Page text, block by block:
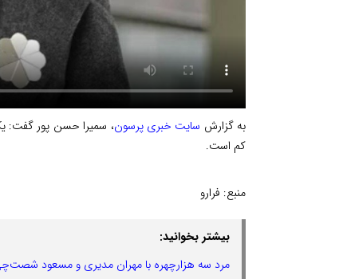
به گزارش سایت خبری پرسون، سمیرا حسن پور گفت:
کم است.
منبع: فرارو
بیشتر بخوانید:
مرد سه هزارچهره با مهران مدیری و مسعود